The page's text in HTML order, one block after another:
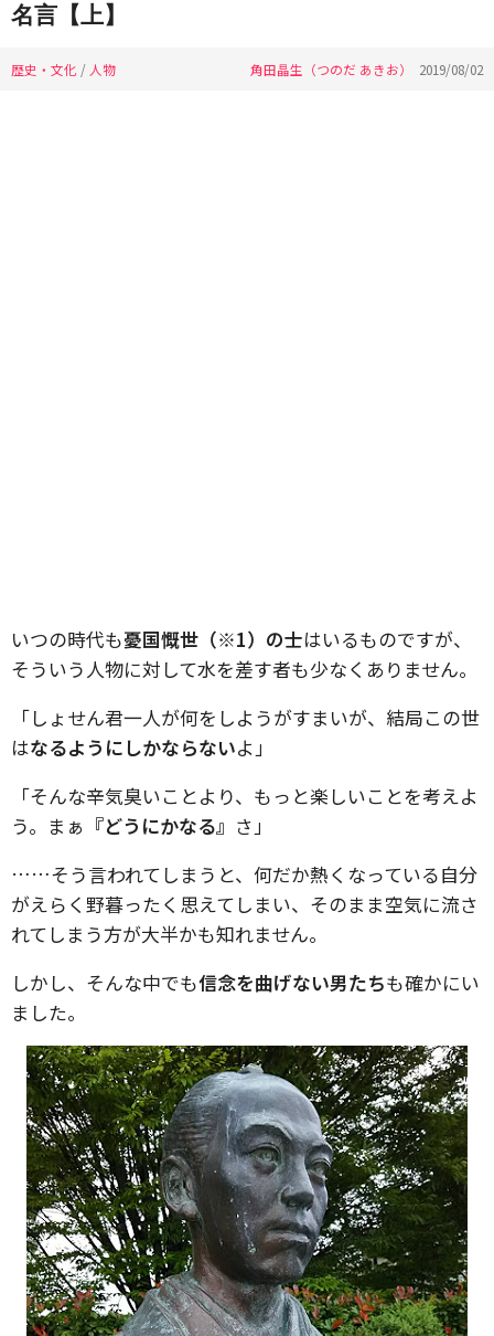
名言【上】
歴史・文化 / 人物 角田晶生（つのだ あきお） 2019/08/02
いつの時代も憂国慨世（※1）の士はいるものですが、
そういう人物に対して水を差す者も少なくありません。
「しょせん君一人が何をしようがすまいが、結局この世
はなるようにしかならないよ」
「そんな辛気臭いことより、もっと楽しいことを考えよ
う。まぁ 『どうにかなる』 さ」
……そう言われてしまうと、何だか熱くなっている自分
がえらく野暮ったく思えてしまい、そのまま空気に流さ
れてしまう方が大半かも知れません。
しかし、そんな中でも信念を曲げない男たちも確かにい
ました。